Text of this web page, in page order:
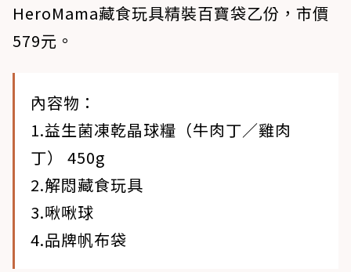
HeroMama藏食玩具精裝百寶袋乙份，市價
579元。
內容物：
1.益生菌凍乾晶球糧（牛肉丁／雞肉
丁） 450g
2.解悶藏食玩具
3.啾啾球
4.品牌帆布袋